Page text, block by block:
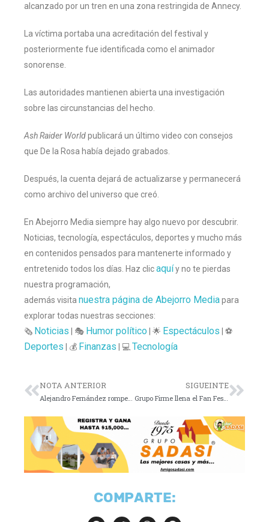
alcanzado por un tren en una zona restringida de Annecy.
La víctima portaba una acreditación del festival y
posteriormente fue identificada como el animador
sonorense.
Las autoridades mantienen abierta una investigación
sobre las circunstancias del hecho.
Ash Raider Worldpublicará un último video con consejos
que De la Rosa había dejado grabados.
Después, la cuenta dejará de actualizarse y permanecerá
como archivo del universo que creó.
En Abejorro Media siempre hay algo nuevo por descubrir.
Noticias, tecnología, espectáculos, deportes y mucho más
en contenidos pensados para mantenerte informado y
entretenido todos los días. Haz clicaquíy no te pierdas
nuestra programación,
además visita nuestra página de Abejorro Mediapara
explorar todas nuestras secciones:
🗞️ Noticias | 🎭 Humor político| 🌟 Espectáculos | ⚽
Deportes | 💰 Finanzas | 💻 Tecnología
NOTA ANTERIOR SIGUEINTE
Grupo Firme llena el Fan Festival y obliga a cerrar accesos
COMPARTE: